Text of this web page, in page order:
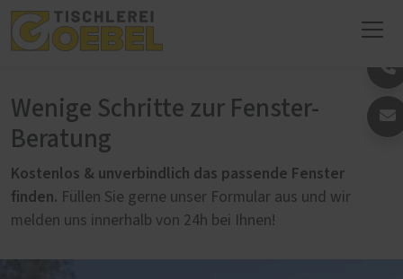
Wenige Schritte zur Fenster-
Beratung
Kostenlos & unverbindlich das passende Fenster
finden. Füllen Sie gerne unser Formular aus und wir
melden uns innerhalb von 24h bei Ihnen!